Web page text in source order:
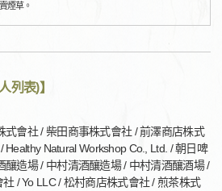
煙草。
列表)】
式會社 / 柴田商事株式會社 / 前澤商店株式
Natural Workshop Co., Ltd. / 朝日啤
釀造場 / 中村清酒釀造場 / 中村清酒釀酒場 /
/ Yo LLC / 松村商店株式會社 / 煎茶株式